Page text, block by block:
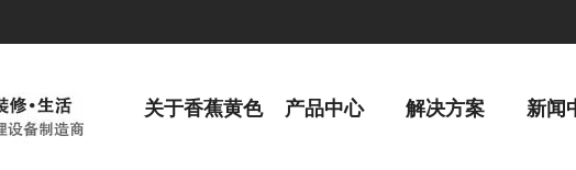
关于香蕉黄色 产品中心 解决方案 新闻